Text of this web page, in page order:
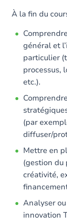
Contenu
À la fin du
général et
particulier
processus,
etc.).
(par
diffuser/
Mettre en
(gestion du
créativité,
Analyser
innovation